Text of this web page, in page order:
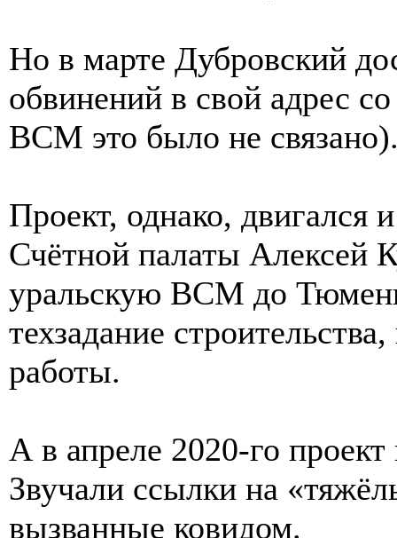
Но в марте Дубровский
обвинений в свой адрес
ВСМ это было не
Проект, однако, двигался
Счётной палаты Алексей
уральскую ВСМ до
техзадание
работы.
А в апреле 2020-го
Звучали ссылки на
вызванные ковидом.